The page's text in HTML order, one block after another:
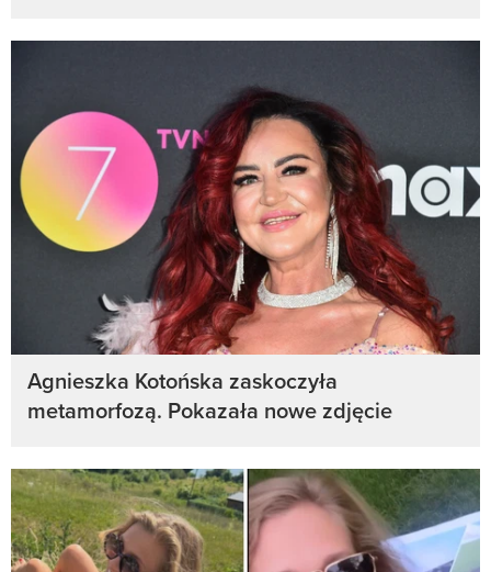
Agnieszka Kotońska zaskoczyła
metamorfozą. Pokazała nowe zdjęcie